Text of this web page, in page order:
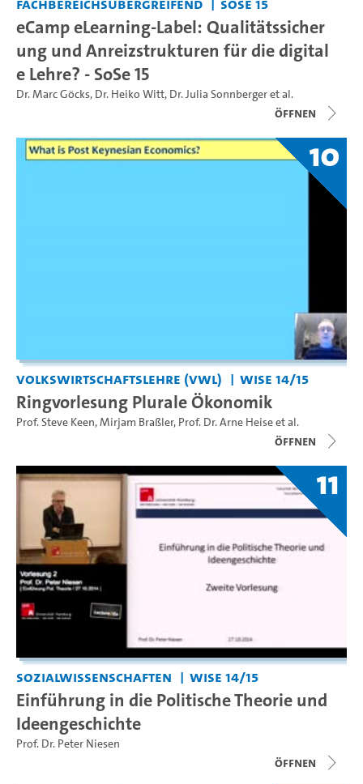
eCamp eLearning-Label: Qualitätssicher
ung und Anreizstrukturen für die digital
e Lehre? - SoSe 15
Dr. Marc Göcks, Dr. Heiko Witt, Dr. Julia Sonnbergeret al.
Öffnen
10
Volkswirtschaftslehre (VWL) WiSe 14/15
Ringvorlesung Plurale Ökonomik
Prof. Steve Keen,Mirjam Braßler, Prof. Dr. Arne Heiseet al.
Öffnen
11
Sozialwissenschaften WiSe 14/15
Einführung in die Politische Theorie und
Ideengeschichte
Prof. Dr. Peter Niesen
Öffnen